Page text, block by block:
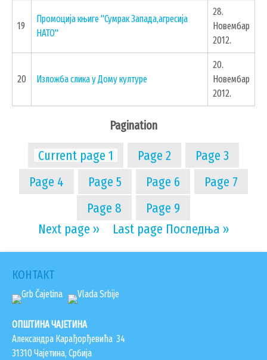
19
Промоција књиге "Сумрак Запада,агресија
НАТО"
28.
Новембар
2012.
20 Изложба слика у Дому културе
20.
Новембар
2012.
Pagination
Current page 1 Page 2 Page 3
Page 4 Page 5 Page 6 Page 7
Page 8 Page 9
Next page ›› Last page Последња »
КОНТАКТ
ОПШТИНА ЧАЈЕТИНА
Александра Карађорђевића 34
31310 Чајетина, Србија